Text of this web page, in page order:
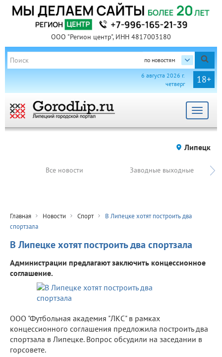
ООО "Регион центр", ИНН 4817003180
по новостям
18+
6 августа 2026 г.
четверг
Toggle
Липецк
Все новости Заводные выходные
Главная Новости Спорт
В Липецке хотят построить два
спортзала
В Липецке хотят построить два спортзала
Администрации предлагают заключить концессионное
соглашение.
ООО "Футбольная академия "ЛКС" в рамках
концессионного соглашения предложила построить два
спортзала в Липецке. Вопрос обсудили на заседании в
горсовете.